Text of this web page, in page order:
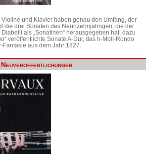
Violine und Klavier haben genau den Umfang, der
die drei Sonaten des Neunzehnjährigen, die der
als „Sonatinen“ herausgegeben hat, dazu
veröffentlichte Sonate A-Dur, das h-Moll-Rondo
aus dem Jahr 1827.
Neuveröffentlichungen